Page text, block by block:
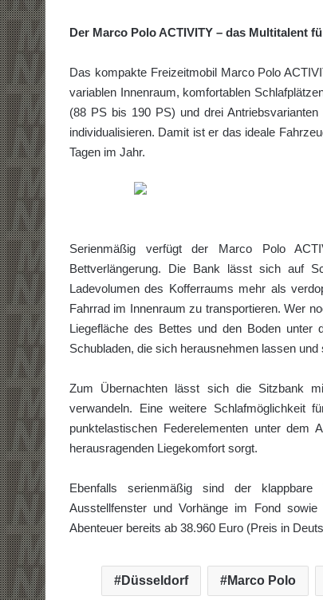
Der Marco Polo ACTIVITY – das Multitalent
Das kompakte Freizeitmobil Marco Polo
variablen Innenraum, komfortablen
(88 PS bis 190 PS) und drei
individualisieren. Damit ist er das ideale
Tagen im Jahr.
Serienmäßig verfügt der Marco Polo
Bettverlängerung. Die Bank lässt sich auf
Ladevolumen des Kofferraums mehr als
Fahrrad im Innenraum zu transportieren. Wer
Liegefläche des Bettes und den Boden
Schubladen, die sich herausnehmen lassen
Zum Übernachten lässt sich die Sitzbank
verwandeln. Eine weitere Schlafmöglichkeit
punktelasti­schen Federelementen unter
herausragenden Liegekomfort sorgt.
Ebenfalls serienmäßig sind der klappbare
Ausstellfenster und Vorhänge im Fond
Abenteuer bereits ab 38.960 Euro (Preis in
Düsseldorf Marco Polo